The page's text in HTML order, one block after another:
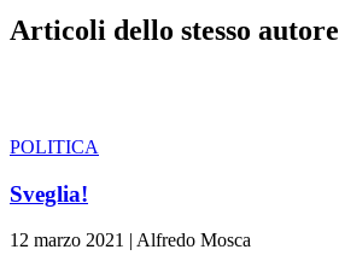
Articoli dello stesso autore
POLITICA
Sveglia!
12 marzo 2021 | Alfredo Mosca